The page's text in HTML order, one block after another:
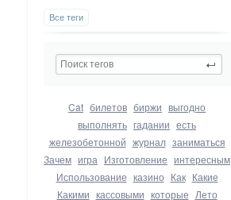
Все теги
Cat билетов биржи выгодно
выполнять гадании есть
железобетонной журнал заниматься
Зачем игра Изготовление интересным
Использование казино Как Какие
Какими кассовыми которые Лето